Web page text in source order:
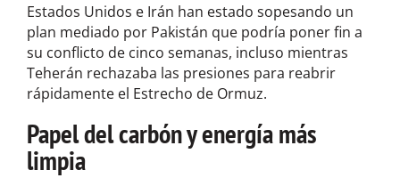
Estados Unidos e Irán han estado sopesando un
plan mediado por Pakistán que podría poner fin a
su conflicto de cinco semanas, incluso mientras
Teherán rechazaba las presiones para reabrir
rápidamente el Estrecho de Ormuz.
Papel del carbón y energía más
limpia